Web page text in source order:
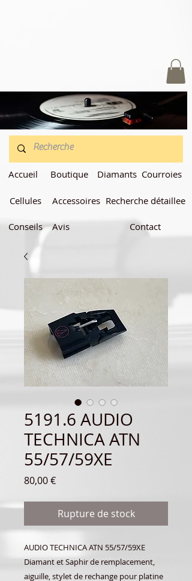
Accueil
Cellules
Conseils
Boutique
Accessoires
Avis
Diamants Courroies
Recherche détaillee
Contact
5191.6 AUDIO
TECHNICA ATN
55/57/59XE
80,00 €Prix
Rupture de stock
AUDIO TECHNICA ATN 55/57/59XE
Diamant et Saphir de remplacement,
aiguille, stylet de rechange pour platine